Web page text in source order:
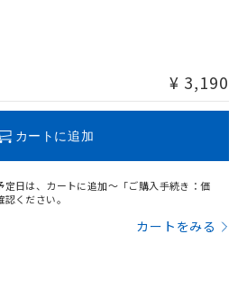
する可能性があります。
¥ 3,190
カートに追加
日は、カートに追加～「ご購入手続き：価
ください。
カートをみる